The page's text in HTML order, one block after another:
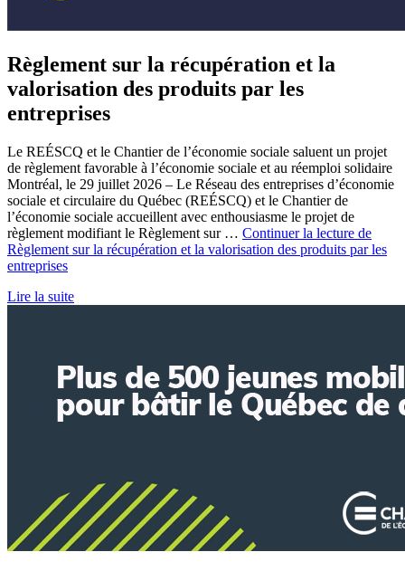
Règlement sur la récupération et la
valorisation des produits par les
entreprises
Le REÉSCQ et le Chantier de l’économie sociale saluent un projet
de règlement favorable à l’économie sociale et au réemploi solidaire
Montréal, le 29 juillet 2026 – Le Réseau des entreprises d’économie
sociale et circulaire du Québec (REÉSCQ) et le Chantier de
l’économie sociale accueillent avec enthousiasme le projet de
règlement modifiant le Règlement sur … Continuer la lecture de
Règlement sur la récupération et la valorisation des produits par les
entreprises
Lire la suite